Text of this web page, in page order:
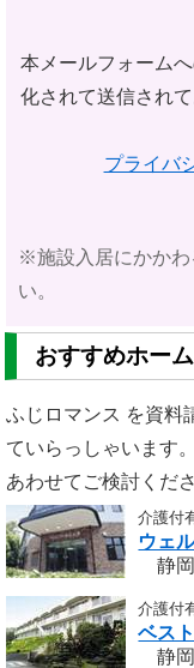
本メールフォーム
化されて送信され
プライバ
※施設入居にかかわ
い。
おすすめホー
ふじロマンス を資料
ていらっしゃいます。
あわせてご検討くだ
介護付
ウェ
静岡
介護付
ベス
静岡